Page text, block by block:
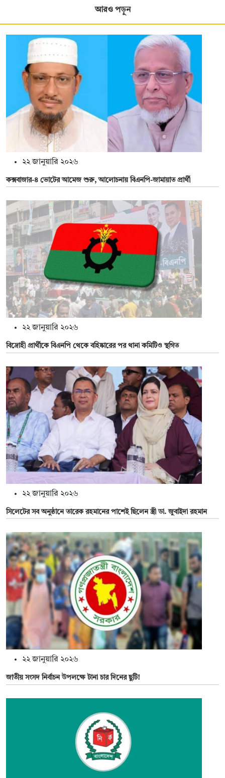
আরও পড়ুন
২২ জানুয়ারি ২০২৬
কক্সবাজার-৪ ভোটের আমেজ শুরু, আলোচনায় বিএনপি-জামায়াত প্রার্থী
২২ জানুয়ারি ২০২৬
বিদ্রোহী প্রার্থীকে বিএনপি থেকে বহিষ্কারের পর থানা কমিটিও স্থগিত
২২ জানুয়ারি ২০২৬
সিলেটের সব অনুষ্ঠানে তারেক রহমানের পাশেই ছিলেন স্ত্রী ডা. জুবাইদা রহমান
২২ জানুয়ারি ২০২৬
জাতীয় সংসদ নির্বাচন উপলক্ষে টানা চার দিনের ছুটি!